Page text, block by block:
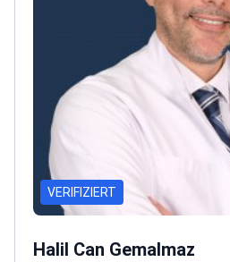
VERIFIZIERT
Halil Can Gemalmaz